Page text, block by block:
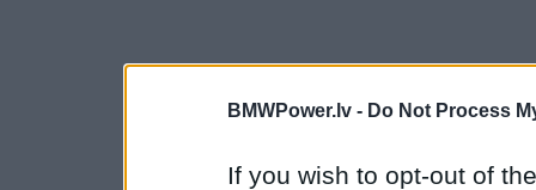
BMWPower.lv - Do Not Process
If you wish to opt-out of